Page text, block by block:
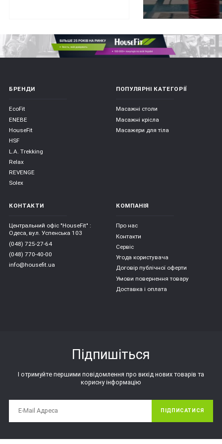
БРЕНДИ
EcoFit
ENEBE
HouseFit
HSF
L.A. Trekking
Relax
REVENGE
Solex
ПОПУЛЯРНІ КАТЕГОРІЇ
Масажні столи
Масажні крісла
Масажери для тіла
КОНТАКТИ
Центральний офіс "HouseFit" :
Одеса, вул. Успенська 103
(048) 725-27-64
(048) 770-40-00
info@housefit.ua
КОМПАНІЯ
Про нас
Контакти
Сервіс
Угода користувача
Договір публічної оферти
Умови повернення товару
Доставка і оплата
Підпишіться
І отримуйте першими повідомлення про вихід нових товарів та
корисну інформацію
ПІДПИСАТИСЯ